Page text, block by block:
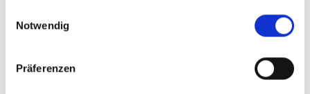
Notwendig
Präferenzen
Landesprogramm MOVERS – Aktiv zur Schule ein.“
: „Die Initiative
'Geh(t) doch! – Schulweg ohne Elterntaxi' ist ein
wichtiger Aufruf an alle Eltern, ihre Kinder zu